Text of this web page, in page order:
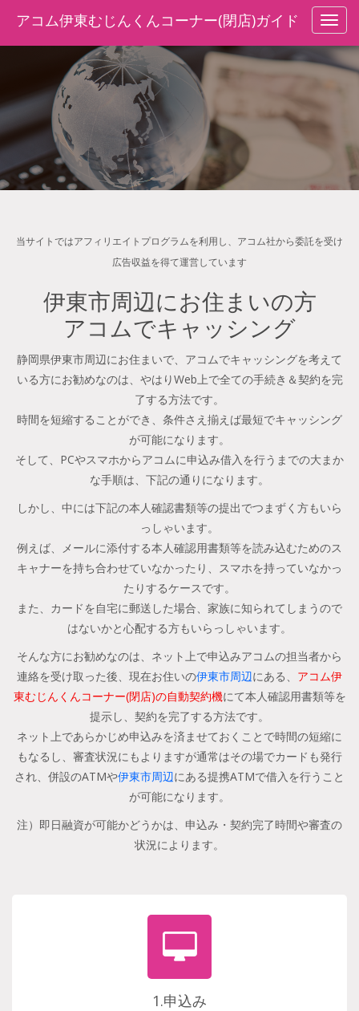
アコム伊東むじんくんコーナー(閉店)ガイド
当サイトではアフィリエイトプログラムを利用し、アコム社から委託を受け
広告収益を得て運営しています
伊東市周辺にお住まいの方
アコムでキャッシング
静岡県伊東市周辺にお住まいで、アコムでキャッシングを考えて
いる方にお勧めなのは、やはりWeb上で全ての手続き＆契約を完
了する方法です。
時間を短縮することができ、条件さえ揃えば最短でキャッシング
が可能になります。
そして、PCやスマホからアコムに申込み借入を行うまでの大まか
な手順は、下記の通りになります。
しかし、中には下記の本人確認書類等の提出でつまずく方もいら
っしゃいます。
例えば、メールに添付する本人確認用書類等を読み込むためのス
キャナーを持ち合わせていなかったり、スマホを持っていなかっ
たりするケースです。
また、カードを自宅に郵送した場合、家族に知られてしまうので
はないかと心配する方もいらっしゃいます。
そんな方にお勧めなのは、ネット上で申込みアコムの担当者から
連絡を受け取った後、現在お住いの伊東市周辺にある、 アコム伊
東むじんくんコーナー(閉店)の自動契約機にて本人確認用書類等を
提示し、契約を完了する方法です。
ネット上であらかじめ申込みを済ませておくことで時間の短縮に
もなるし、審査状況にもよりますが通常はその場でカードも発行
され、併設のATMや伊東市周辺にある提携ATMで借入を行うこと
が可能になります。
注）即日融資が可能かどうかは、申込み・契約完了時間や審査の
状況によります。
1.申込み